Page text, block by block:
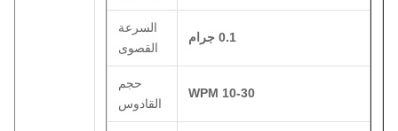
0.1 جرام
السرعة
القصوى
10-30 WPM
حجم
القادوس